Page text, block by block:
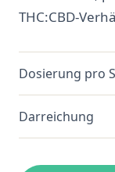
THC:CBD-
Dosierung pro
Darreichung